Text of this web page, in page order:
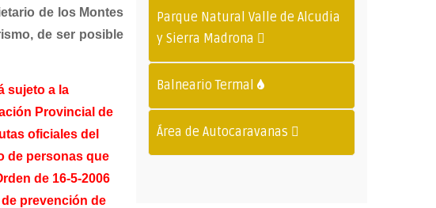
de los Montes
de ser posible
sujeto a la
Provincial de
oficiales del
de personas que
de 16-5-2006
prevención de
Parque Natural Valle de Alcudia
y Sierra Madrona
Balneario Termal
Área de Autocaravanas